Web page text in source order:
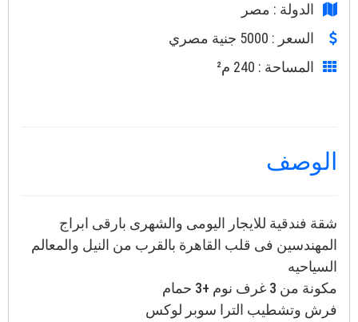
الدولة : مصر
السعر : 5000 جنية مصري
المساحة : 240 م²
الوصف
شقة فندقية للايجار اليومى والشهرى بارقى ابراج
المهندسين فى قلب القاهرة بالقرب من النيل والمعالم
السياحيه
مكونة من 3 غرف نوم +3 حمام
فرش وتشطيب الترا سوبر لوكس